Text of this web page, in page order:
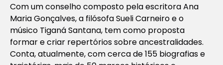
Com um conselho composto pela escritora Ana
Maria Gonçalves, a filósofa Sueli Carneiro e o
músico Tiganá Santana, tem como proposta
formar e criar repertórios sobre ancestralidades.
Conta, atualmente, com cerca de 155 biografias e